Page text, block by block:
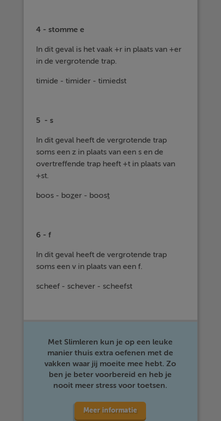
4 - stomme e
In dit geval is het vaak +r in plaats van +er
in de vergrotende trap.
timide - timider - timiedst
5 - s
In dit geval heeft de vergrotende trap
soms een z in plaats van een s en de
overtreffende trap heeft +t in plaats van
+st.
boos - bozer - boost
6 - f
In dit geval heeft de vergrotende trap
soms een v in plaats van een f.
scheef - schever - scheefst
Met Slimleren kun je op een leuke
manier thuis extra oefenen met de
vakken waar jij moeite mee hebt. Zo
ben je beter voorbereid en heb je
nooit meer stress voor toetsen.
Meer informatie